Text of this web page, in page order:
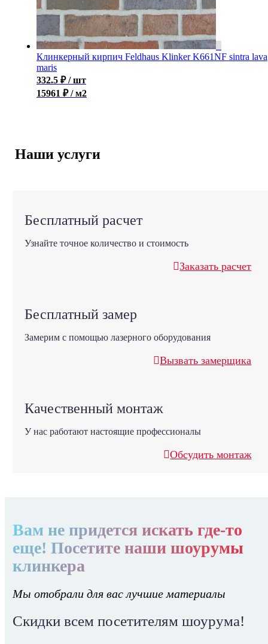
Клинкерный кирпич Feldhaus Klinker K661NF sintra lava
maris
332.5 ₽ / шт
15961 ₽ / м2
Наши услуги
Бесплатный расчет
Узнайте точное количество и стоимость
Заказать расчет
Бесплатный замер
Замерим с помощью лазерного оборудования
Вызвать замерщика
Качественный монтаж
У нас работают настоящие профессионалы
Обсудить монтаж
Вам не придется искать где-то
еще! Посетите наши шоурумы
клинкера
Мы отобрали для вас лучшие материалы
Скидки всем посетителям шоурума!